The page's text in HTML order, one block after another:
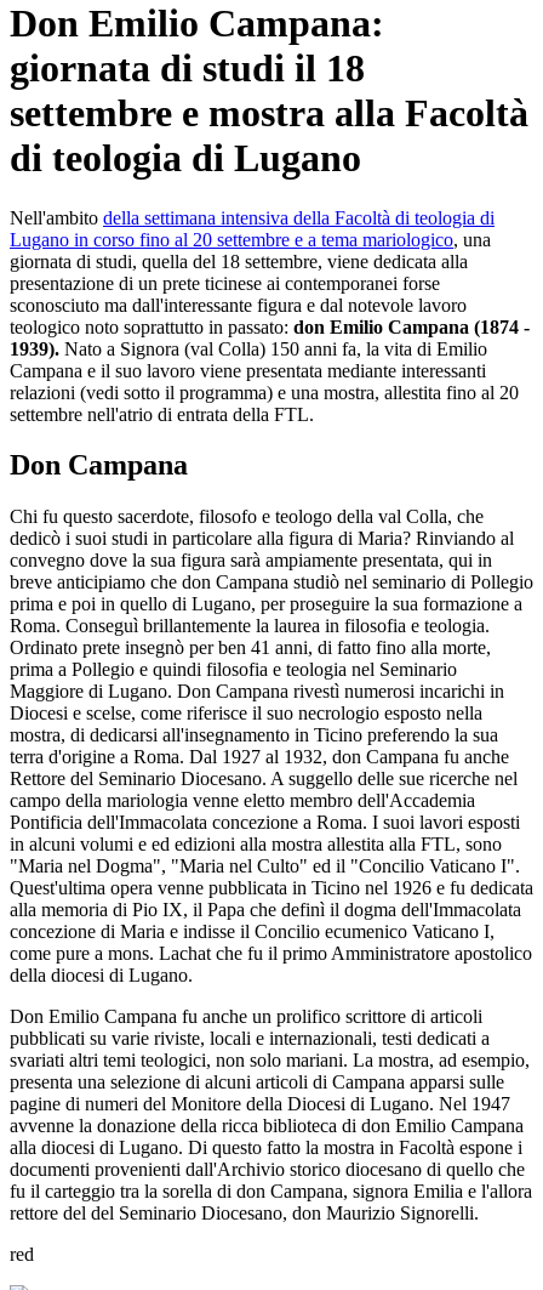
Don Emilio Campana:
giornata di studi il 18
settembre e mostra alla Facoltà
di teologia di Lugano
Nell'ambito della settimana intensiva della Facoltà di teologia di
Lugano in corso fino al 20 settembre e a tema mariologico, una
giornata di studi, quella del 18 settembre, viene dedicata alla
presentazione di un prete ticinese ai contemporanei forse
sconosciuto ma dall'interessante figura e dal notevole lavoro
teologico noto soprattutto in passato: don Emilio Campana (1874 -
1939). Nato a Signora (val Colla) 150 anni fa, la vita di Emilio
Campana e il suo lavoro viene presentata mediante interessanti
relazioni (vedi sotto il programma) e una mostra, allestita fino al 20
settembre nell'atrio di entrata della FTL.
Don Campana
Chi fu questo sacerdote, filosofo e teologo della val Colla, che
dedicò i suoi studi in particolare alla figura di Maria? Rinviando al
convegno dove la sua figura sarà ampiamente presentata, qui in
breve anticipiamo che don Campana studiò nel seminario di Pollegio
prima e poi in quello di Lugano, per proseguire la sua formazione a
Roma. Conseguì brillantemente la laurea in filosofia e teologia.
Ordinato prete insegnò per ben 41 anni, di fatto fino alla morte,
prima a Pollegio e quindi filosofia e teologia nel Seminario
Maggiore di Lugano. Don Campana rivestì numerosi incarichi in
Diocesi e scelse, come riferisce il suo necrologio esposto nella
mostra, di dedicarsi all'insegnamento in Ticino preferendo la sua
terra d'origine a Roma. Dal 1927 al 1932, don Campana fu anche
Rettore del Seminario Diocesano. A suggello delle sue ricerche nel
campo della mariologia venne eletto membro dell'Accademia
Pontificia dell'Immacolata concezione a Roma. I suoi lavori esposti
in alcuni volumi e ed edizioni alla mostra allestita alla FTL, sono
"Maria nel Dogma", "Maria nel Culto" ed il "Concilio Vaticano I".
Quest'ultima opera venne pubblicata in Ticino nel 1926 e fu dedicata
alla memoria di Pio IX, il Papa che definì il dogma dell'Immacolata
concezione di Maria e indisse il Concilio ecumenico Vaticano I,
come pure a mons. Lachat che fu il primo Amministratore apostolico
della diocesi di Lugano.
Don Emilio Campana fu anche un prolifico scrittore di articoli
pubblicati su varie riviste, locali e internazionali, testi dedicati a
svariati altri temi teologici, non solo mariani. La mostra, ad esempio,
presenta una selezione di alcuni articoli di Campana apparsi sulle
pagine di numeri del Monitore della Diocesi di Lugano. Nel 1947
avvenne la donazione della ricca biblioteca di don Emilio Campana
alla diocesi di Lugano. Di questo fatto la mostra in Facoltà espone i
documenti provenienti dall'Archivio storico diocesano di quello che
fu il carteggio tra la sorella di don Campana, signora Emilia e l'allora
rettore del del Seminario Diocesano, don Maurizio Signorelli.
red